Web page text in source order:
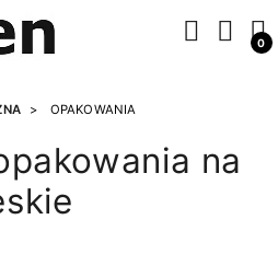
0
OPAKOWANIA
na